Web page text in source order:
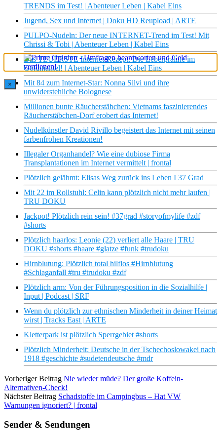
TRENDS im Test! | Abenteuer Leben | Kabel Eins
Jugend, Sex und Internet | Doku HD Reupload | ARTE
PULPO-Nudeln: Der neue INTERNET-Trend im Test! Mit
Chrissi & Tobi | Abenteuer Leben | Kabel Eins
Das TEUERSTE Internet-Rezept: Die Leberpraline im
Goldmantel! | Abenteuer Leben | Kabel Eins
Mit 84 zum Internet-Star: Nonna Silvi und ihre
unwiderstehliche Bolognese
Millionen bunte Räucherstäbchen: Vietnams faszinierendes
Räucherstäbchen-Dorf erobert das Internet!
Nudelkünstler David Rivillo begeistert das Internet mit seinen
farbenfrohen Kreationen!
Illegaler Organhandel? Wie eine dubiose Firma
Transplantationen im Internet vermittelt | frontal
Plötzlich gelähmt: Elisas Weg zurück ins Leben I 37 Grad
Mit 22 im Rollstuhl: Celin kann plötzlich nicht mehr laufen |
TRU DOKU
Jackpot! Plötzlich rein sein! #37grad #storyofmylife #zdf
#shorts
Plötzlich haarlos: Leonie (22) verliert alle Haare | TRU
DOKU #shorts #haare #glatze #funk #trudoku
Hirnblutung: Plötzlich total hilflos #Hirnblutung
#Schlaganfall #tru #trudoku #zdf
Plötzlich arm: Von der Führungsposition in die Sozialhilfe |
Input | Podcast | SRF
Wenn du plötzlich zur ethnischen Minderheit in deiner Heimat
wirst | Tracks East | ARTE
Kletterpark ist plötzlich Sperrgebiet #shorts
Plötzlich Minderheit: Deutsche in der Tschechoslowakei nach
1918 #geschichte #sudetendeutsche #mdr
Vorheriger Beitrag Nie wieder müde? Der große Koffein-
Alternativen-Check!
Nächster Beitrag Schadstoffe im Campingbus – Hat VW
Warnungen ignoriert? | frontal
Sender & Sendungen
×